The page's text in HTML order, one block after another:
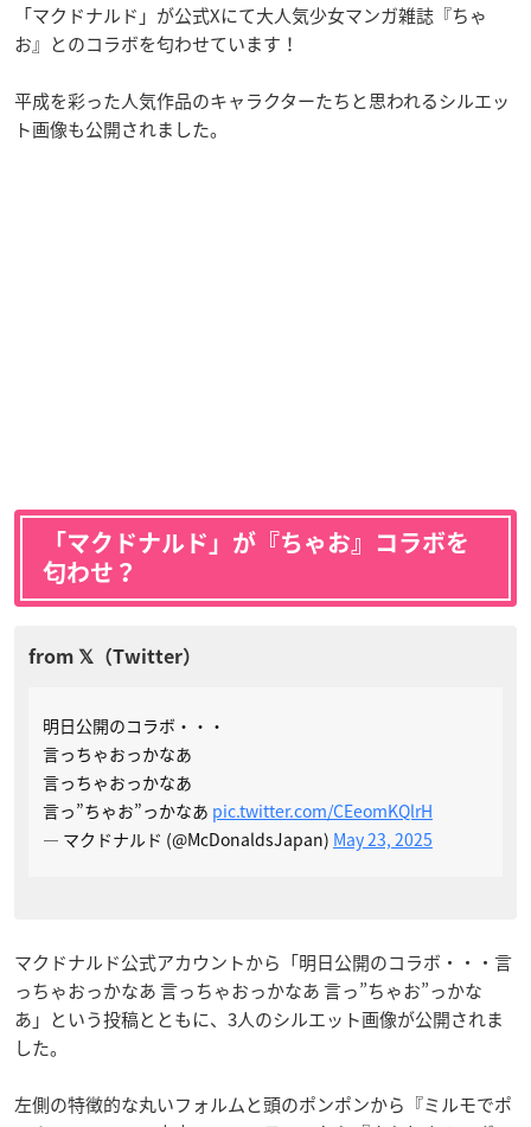
「マクドナルド」が公式Xにて大人気少女マンガ雑誌『ちゃ
お』とのコラボを匂わせています！
平成を彩った人気作品のキャラクターたちと思われるシルエッ
ト画像も公開されました。
「マクドナルド」が『ちゃお』コラボを
匂わせ？
明日公開のコラボ・・・
言っちゃおっかなあ
言っちゃおっかなあ
言っ”ちゃお”っかなあ pic.twitter.com/CEeomKQlrH
— マクドナルド (@McDonaldsJapan) May 23, 2025
マクドナルド公式アカウントから「明日公開のコラボ・・・言
っちゃおっかなあ 言っちゃおっかなあ 言っ”ちゃお”っかな
あ」という投稿とともに、3人のシルエット画像が公開されま
した。
左側の特徴的な丸いフォルムと頭のポンポンから『ミルモでポ